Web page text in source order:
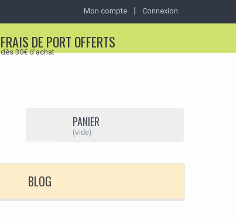
Mon compte Connexion
FRAIS DE PORT OFFERTS
dès 30€ d'achat
PANIER
(vide)
BLOG